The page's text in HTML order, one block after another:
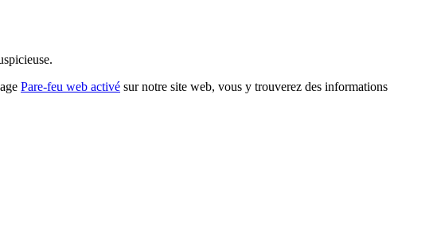
Pare-feu web activé sur notre site web, vous y trouverez des informations